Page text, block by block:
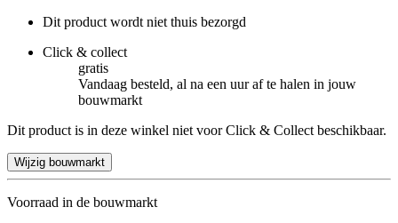
Dit product wordt niet thuis bezorgd
Click & collect
gratis
Vandaag besteld, al na een uur af te halen in jouw
bouwmarkt
Dit product is in deze winkel niet voor Click & Collect beschikbaar.
Wijzig bouwmarkt
Voorraad in de bouwmarkt